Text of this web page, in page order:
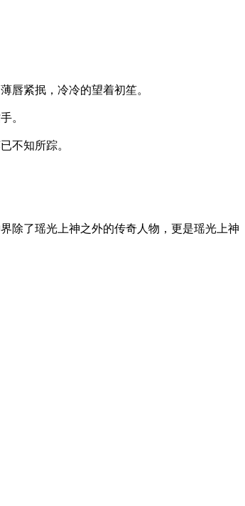
紧抿，冷冷的望着初笙。
。
不知所踪。
了瑶光上神之外的传奇人物，更是瑶光上神